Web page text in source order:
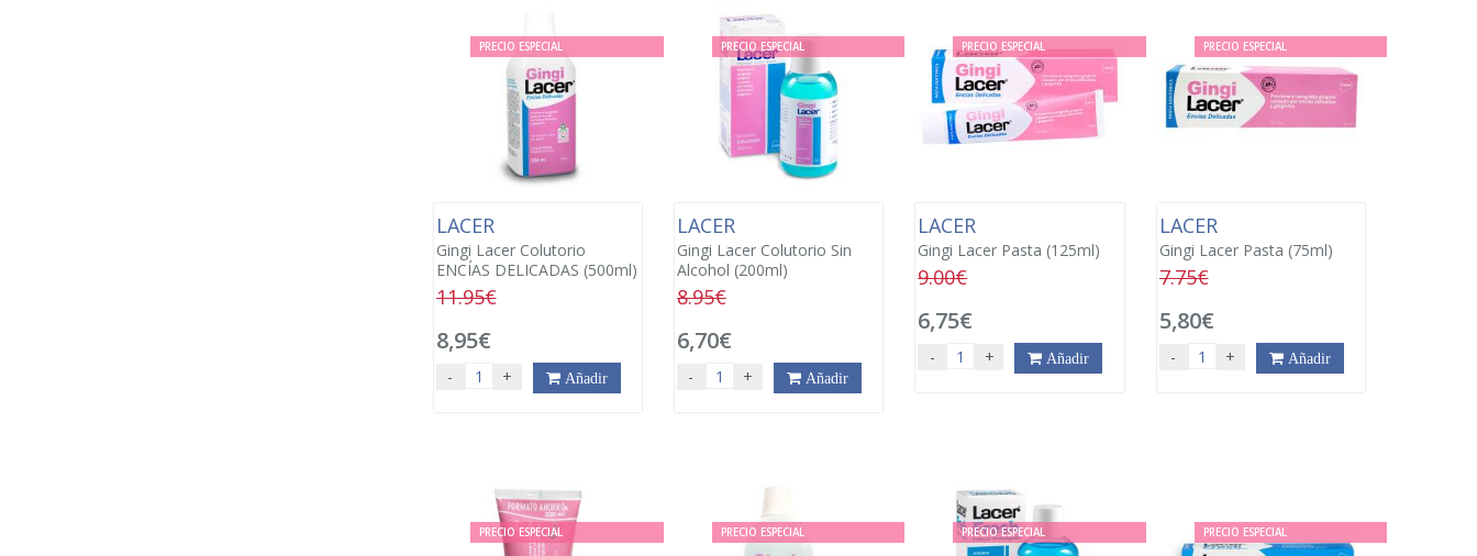
PRECIO ESPECIAL
LACER
Gingi Lacer Colutorio
ENCÍAS DELICADAS (500ml)
11.95€
8,95€
- + Añadir
PRECIO ESPECIAL
LACER
Gingi Lacer Colutorio Sin
Alcohol (200ml)
8.95€
6,70€
- + Añadir
PRECIO ESPECIAL
LACER
Gingi Lacer Pasta (125ml)
9.00€
6,75€
- + Añadir
PRECIO ESPECIAL
LACER
Gingi Lacer Pasta (75ml)
7.75€
5,80€
- + Añadir
PRECIO ESPECIAL PRECIO ESPECIAL PRECIO ESPECIAL PRECIO ESPECIAL